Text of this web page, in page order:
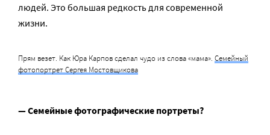
людей. Это большая редкость для современной
жизни.
Прям везет. Как Юра Карпов сделал чудо из слова «мама». Семейный
фотопортрет Сергея Мостовщикова
— Семейные фотографические портреты?